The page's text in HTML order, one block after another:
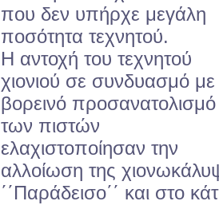
που δεν υπήρχε μεγάλη
ποσότητα τεχνητού.
Η αντοχή του τεχνητού
χιονιού σε συνδυασμό με
βορεινό προσανατολισμό
των πιστών
ελαχιστοποίησαν την
αλλοίωση της
΄΄Παράδεισο΄΄ και στο